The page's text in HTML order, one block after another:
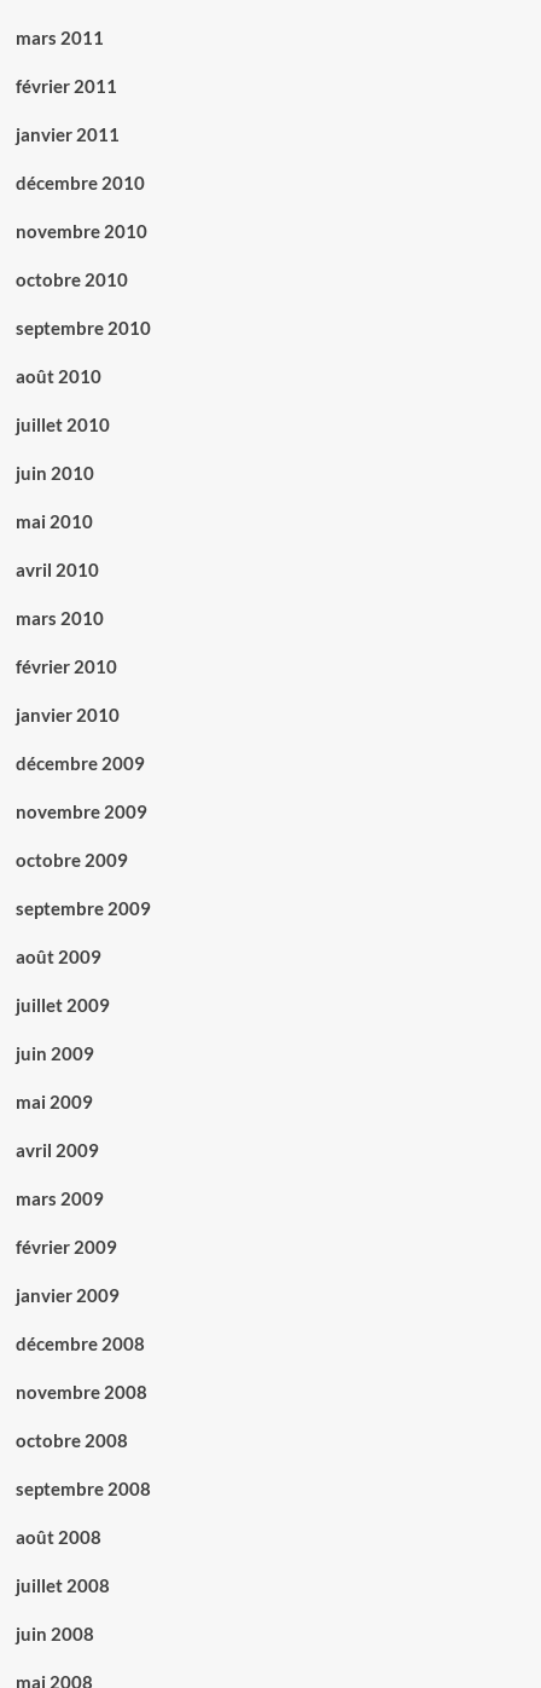
mars 2011
février 2011
janvier 2011
décembre 2010
novembre 2010
octobre 2010
septembre 2010
août 2010
juillet 2010
juin 2010
mai 2010
avril 2010
mars 2010
février 2010
janvier 2010
décembre 2009
novembre 2009
octobre 2009
septembre 2009
août 2009
juillet 2009
juin 2009
mai 2009
avril 2009
mars 2009
février 2009
janvier 2009
décembre 2008
novembre 2008
octobre 2008
septembre 2008
août 2008
juillet 2008
juin 2008
mai 2008